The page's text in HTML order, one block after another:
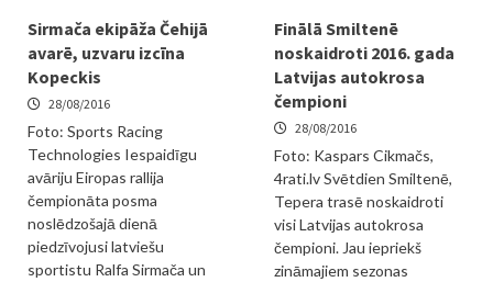
Sirmača ekipāža Čehijā
avarē, uzvaru izcīna
Kopeckis
28/08/2016
Foto: Sports Racing
Technologies Iespaidīgu
avāriju Eiropas rallija
čempionāta posma
noslēdzošajā dienā
piedzīvojusi latviešu
sportistu Ralfa Sirmača un
Finālā Smiltenē
noskaidroti 2016. gada
Latvijas autokrosa
čempioni
28/08/2016
Foto: Kaspars Cikmačs,
4rati.lv Svētdien Smiltenē,
Tepera trasē noskaidroti
visi Latvijas autokrosa
čempioni. Jau iepriekš
zināmajiem sezonas